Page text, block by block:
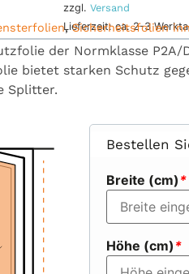
zzgl. Versand
Lieferzeit: ca. 2-3
,Sicherheitsfolien
der Normklasse P2A/
bietet starken Schutz
Splitter.
Bestellen
Breite (cm) *
Höhe (cm) *